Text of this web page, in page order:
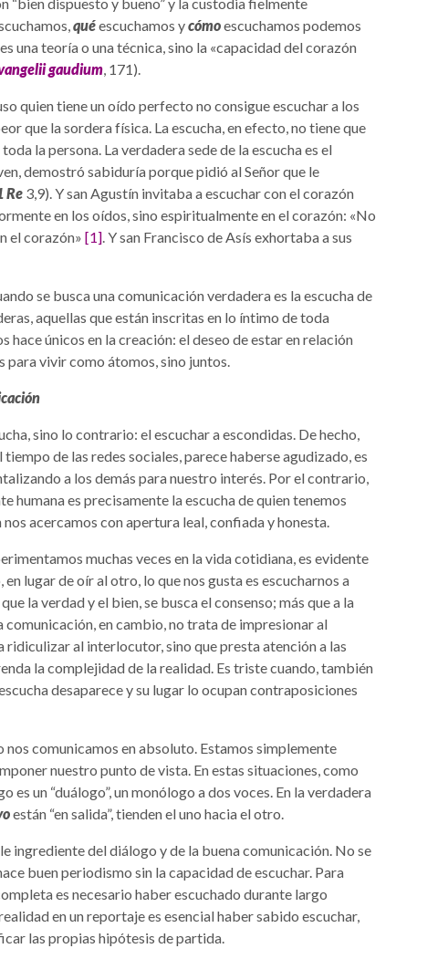
quéescuchamos ycómoescuchamos podemos
una teoría o una técnica, sino la «capacidad del corazón
gaudium, 171).
quien tiene un oído perfecto no consigue escuchar a los
que la sordera física. La escucha, en efecto, no tiene que
la persona. La verdadera sede de la escucha es el
demostró sabiduría porque pidió al Señor que le
Re3,9). Y san Agustín invitaba a escuchar con el corazón
en los oídos, sino espiritualmente en el corazón: «No
el corazón» [1]. Y san Francisco de Asís exhortaba a sus
se busca una comunicación verdadera es la escucha de
aquellas que están inscritas en lo íntimo de toda
hace únicos en la creación: el deseo de estar en relación
vivir como átomos, sino juntos.
sino lo contrario: el escuchar a escondidas. De hecho,
de las redes sociales, parece haberse agudizado, es
a los demás para nuestro interés. Por el contrario,
humana es precisamente la escucha de quien tenemos
acercamos con apertura leal, confiada y honesta.
muchas veces en la vida cotidiana, es evidente
lugar de oír al otro, lo que nos gusta es escucharnos a
la verdad y el bien, se busca el consenso; más que a la
comunicación, en cambio, no trata de impresionar al
al interlocutor, sino que presta atención a las
la complejidad de la realidad. Es triste cuando, también
desaparece y su lugar lo ocupan contraposiciones
nos comunicamos en absoluto. Estamos simplemente
nuestro punto de vista. En estas situaciones, como
es un “duálogo”, un monólogo a dos voces. En la verdadera
están “en salida”, tienden el uno hacia el otro.
ingrediente del diálogo y de la buena comunicación. No se
buen periodismo sin la capacidad de escuchar. Para
es necesario haber escuchado durante largo
en un reportaje es esencial haber sabido escuchar,
las propias hipótesis de partida.